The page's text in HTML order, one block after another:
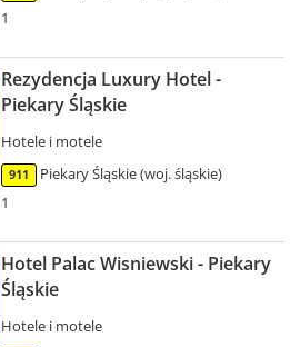
1
Rezydencja Luxury Hotel -
Piekary Śląskie
Hotele i motele
911
Piekary Śląskie (woj. śląskie)
1
Hotel Palac Wisniewski - Piekary
Śląskie
Hotele i motele